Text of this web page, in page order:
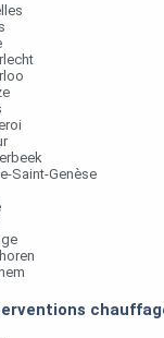
Saint-Genèse